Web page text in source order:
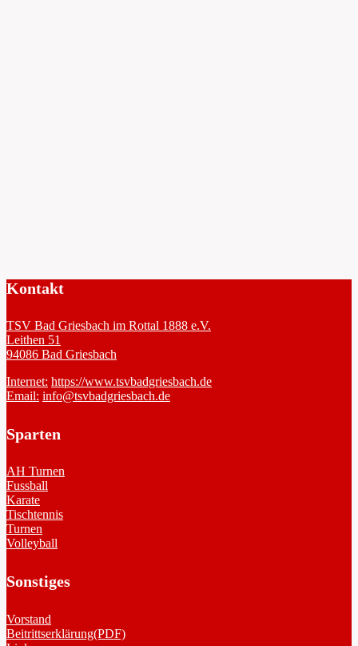
Kontakt
TSV Bad Griesbach im Rottal 1888 e.V.
Leithen 51
94086 Bad Griesbach
Internet: https://www.tsvbadgriesbach.de
Email: info@tsvbadgriesbach.de
Sparten
AH Turnen
Fussball
Karate
Tischtennis
Turnen
Volleyball
Sonstiges
Vorstand
Beitrittserklärung(PDF)